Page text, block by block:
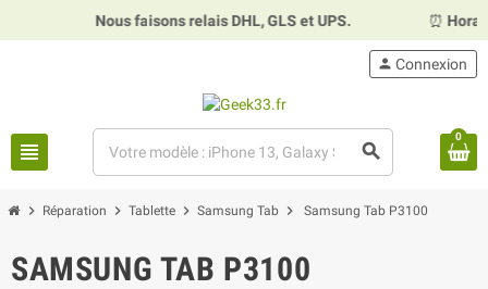
Nous faisons relais DHL, GLS et UPS. Horaires :
view_headline search
person Connexion
0
chevron_right Réparation chevron_right Tablette chevron_right Samsung Tab chevron_right Samsung Tab P3100
SAMSUNG TAB P3100